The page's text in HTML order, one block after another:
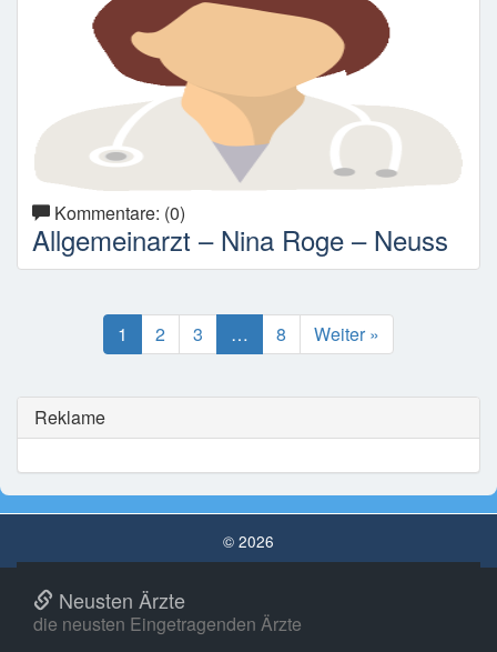
Kommentare: (0)
Allgemeinarzt – Nina Roge – Neuss
1 2 3 … 8 Weiter »
Reklame
© 2026
Neusten Ärzte
die neusten Eingetragenden Ärzte